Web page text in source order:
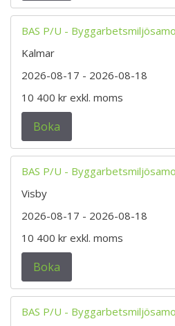
BAS P/U -
Kalmar
2026-08-17 - 2026-08-18
10 400 kr exkl. moms
Boka
BAS P/U -
Visby
2026-08-17 - 2026-08-18
10 400 kr exkl. moms
Boka
BAS P/U -